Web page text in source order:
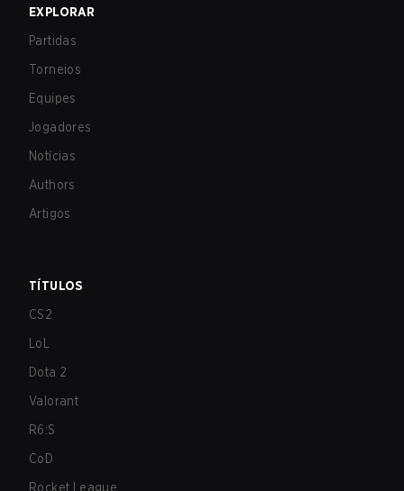
EXPLORAR
Partidas
Torneios
Equipes
Jogadores
Notícias
Authors
Artigos
TÍTULOS
CS2
LoL
Dota 2
Valorant
R6:S
CoD
Rocket League